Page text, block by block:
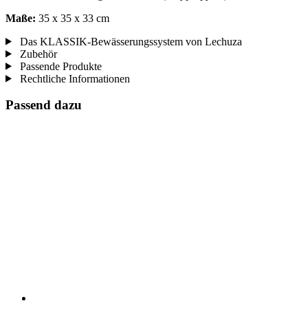
Maße: 35 x 35 x 33 cm
Das KLASSIK-Bewässerungssystem von Lechuza
Zubehör
Passende Produkte
Rechtliche Informationen
Passend dazu